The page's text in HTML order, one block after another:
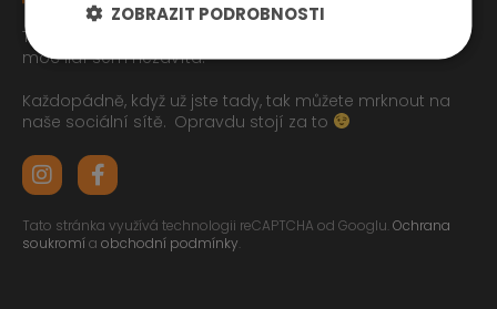
Tak jste se pročetli až sem dolu jo? To zasluhuje respekt,
moc lidí sem nezavítá.
Každopádně, když už jste tady, tak můžete mrknout na
naše sociální sítě. Opravdu stojí za to
Tato stránka využívá technologii reCAPTCHA od Googlu.Ochrana
soukromía obchodní podmínky.
ZOBRAZIT PODROBNOSTI